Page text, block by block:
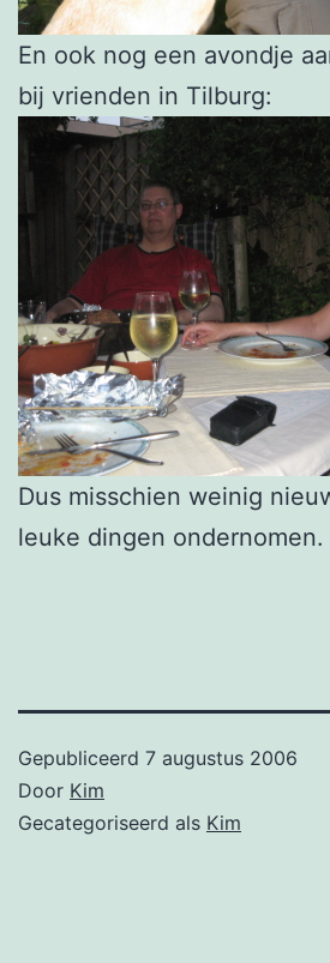
En ook nog een avondje
bij vrienden in Tilburg:
Dus misschien weinig
leuke dingen ondernomen.
Gepubliceerd 7 augustus 2006
Door Kim
Gecategoriseerd als Kim